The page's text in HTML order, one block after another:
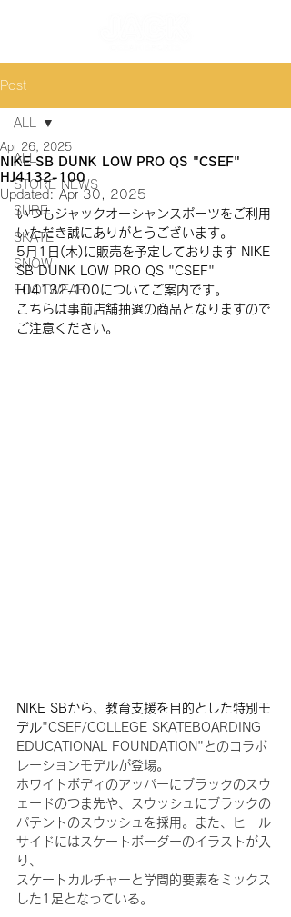
Post
ALL
STORE NEWS
SURF
SKATE
SNOW
FOOTWEAR
ALL
NIKE SB DUNK LOW PRO QS "CSEF"
HJ4132-100
Apr 26, 2025
Updated: Apr 30, 2025
いつもジャックオーシャンスポーツをご利用
いただき誠にありがとうございます。
5月1日(木)に販売を予定しております NIKE
SB DUNK LOW PRO QS "CSEF"
HJ4132-100についてご案内です。
こちらは事前店舗抽選の商品となりますので
ご注意ください。
NIKE SBから、教育支援を目的とした特別モ
デル"CSEF/COLLEGE SKATEBOARDING
EDUCATIONAL FOUNDATION "とのコラボ
レーションモデルが登場。
ホワイトボディのアッパーにブラックのスウ
ェードのつま先や、スウッシュにブラックの
パテントのスウッシュを採用。また、ヒール
サイドにはスケートボーダーのイラストが入
り、
スケートカルチャーと学問的要素をミックス
した1足となっている。